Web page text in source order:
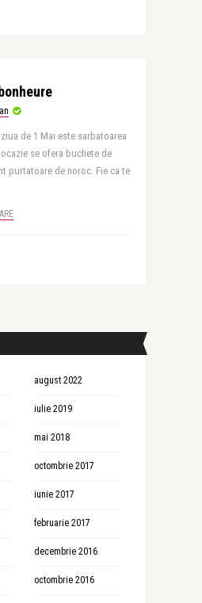
de 1 Mai este sarbatoarea
se ofera buchete de
purtatoare de noroc. Fie ca te
august 2022
iulie 2019
mai 2018
octombrie 2017
iunie 2017
februarie 2017
decembrie 2016
octombrie 2016